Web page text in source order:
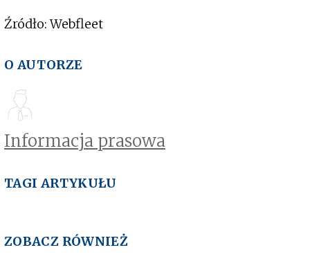
Źródło: Webfleet
O AUTORZE
Informacja prasowa
TAGI ARTYKUŁU
ZOBACZ RÓWNIEŻ